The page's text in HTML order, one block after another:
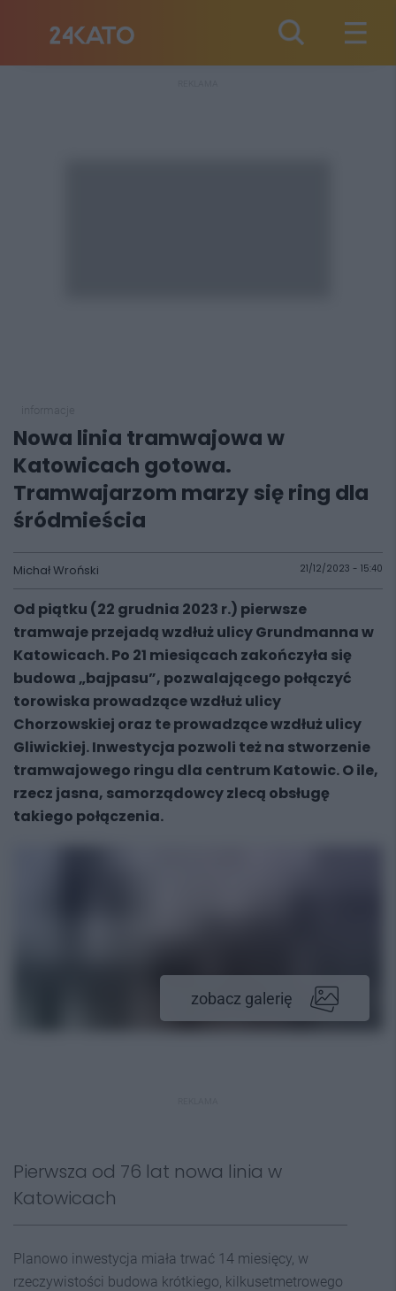
Nowa linia tramwajowa w
Katowicach gotowa.
Tramwajarzom marzy się ring dla
śródmieścia
Michał Wroński 21/12/2023 - 15:40
Od piątku (22 grudnia 2023 r.) pierwsze
tramwaje przejadą wzdłuż ulicy Grundmanna w
Katowicach. Po 21 miesiącach zakończyła się
budowa „bajpasu”, pozwalającego połączyć
torowiska prowadzące wzdłuż ulicy
Chorzowskiej oraz te prowadzące wzdłuż ulicy
Gliwickiej. Inwestycja pozwoli też na stworzenie
tramwajowego ringu dla centrum Katowic. O ile,
rzecz jasna, samorządowcy zlecą obsługę
takiego połączenia.
zobacz galerię
Pierwsza od 76 lat nowa linia w
Katowicach
Planowo inwestycja miała trwać 14 miesięcy, w
rzeczywistości budowa krótkiego, kilkusetmetrowego